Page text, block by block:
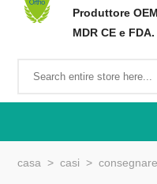
Produttore
MDR CE e FDA.
casa > casi > consegnare